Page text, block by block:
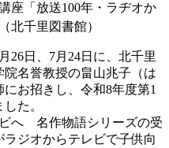
座「放送100年・ラヂオか
北千里図書館）
26日、7月24日に、北千里
名誉教授の畠山兆子（は
お招きし、令和8年度第1
た。
ビへ 名作物語シリーズの受
ジオからテレビで子供向